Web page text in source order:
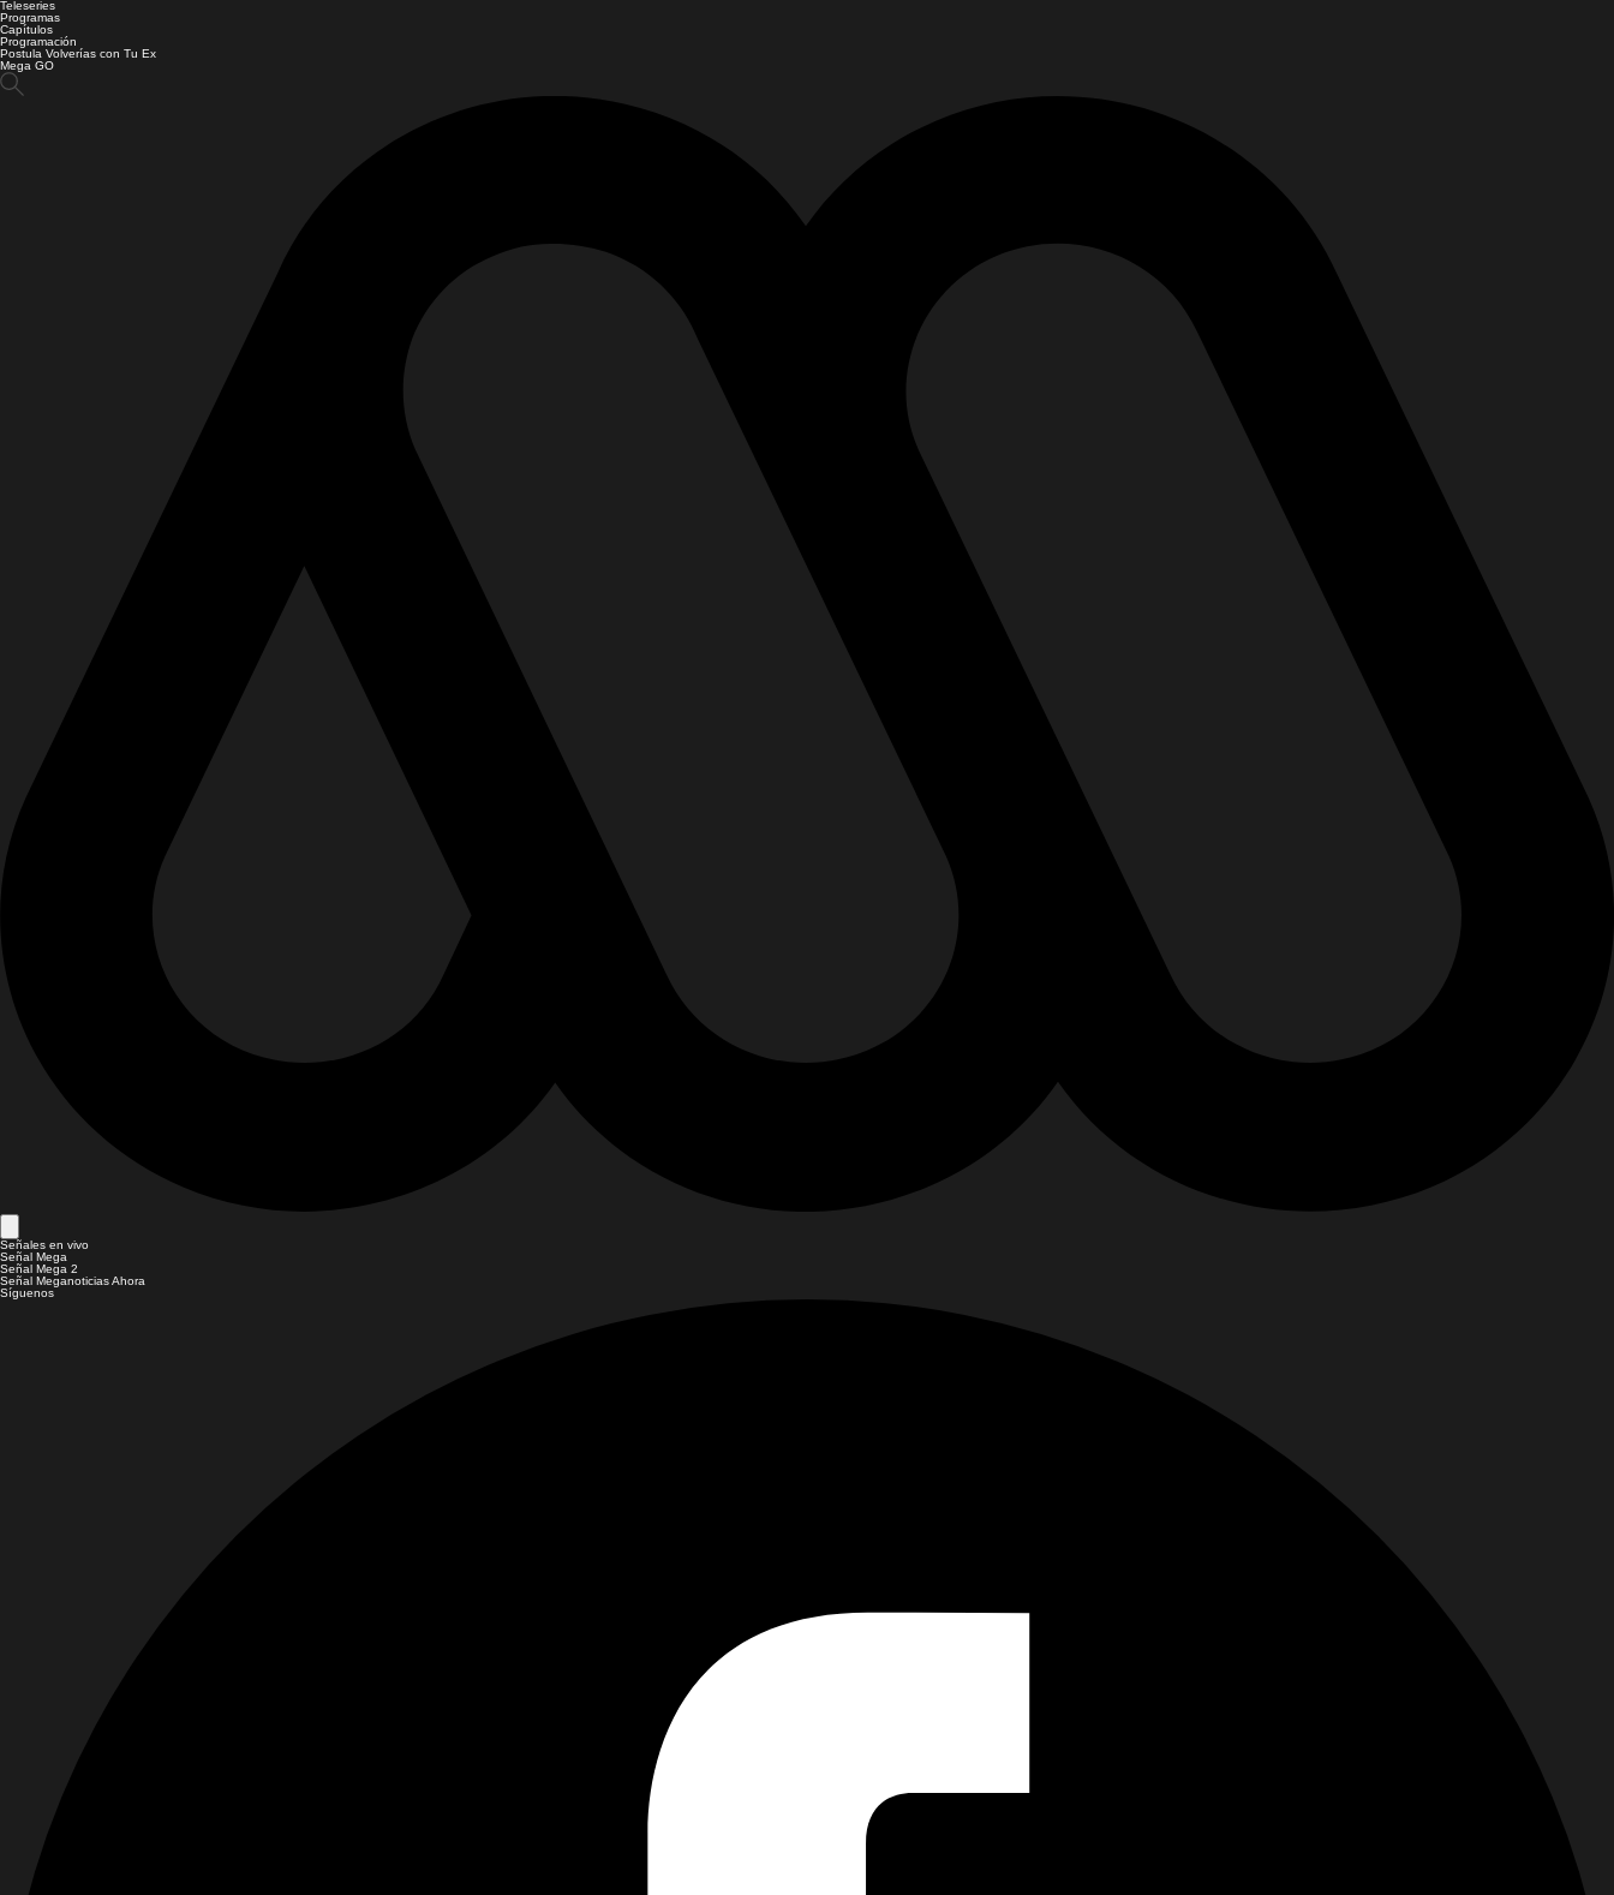
Teleseries
Programas
Capítulos
Programación
Postula Volverías con Tu Ex
Mega GO
Señales en vivo
Señal Mega
Señal Mega 2
Señal Meganoticias Ahora
Síguenos